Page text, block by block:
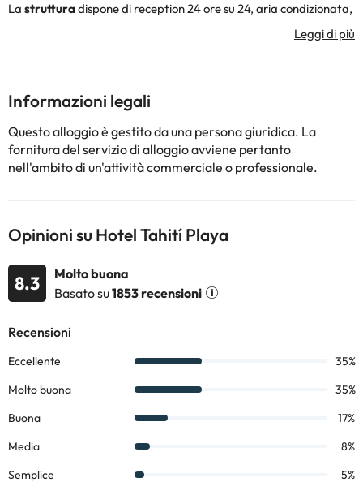
La strutturadispone di reception 24 ore su 24, aria condizionata,
riscaldamento, parcheggio interno, connessione Wi-Fi, piscina
esterna, bar a bordo piscina, ristorante, bar-caffetteria, aree
connessione Wifi, televisore, telefono e bagno completo con
doccia, asciugacapelli e prodotti di cortesia.
Santa Susanna ha più di due chilometri dispiaggedi qualità, con
sabbia pulita, a grana grossa e di colore dorato. Tutte le spiagge
di Santa Susanna sono dotate di docce, servizi igienici, torrette di
avvistamento e passerelle per il comfort dei visitatori. Sono uno
due passi da Barcellona.
Prenotate subito all'
Hotel Tahiti Playa 4*
Alcuni dei servizi elencati potrebbero essere a pagamento.
Potete verificare le tariffe direttamente presso la struttura.
Queste informazioni sono soggette a modifiche da parte della
Alcuni dei servizi indicati potrebbero essere a pagamento. Puoi
Tutte le informazioni presenti in questa pagina sono soggette a
Informazioni legali
Questo alloggio è gestito da una persona giuridica. La
fornitura del servizio di alloggio avviene pertanto
nell'ambito di un'attività commerciale o professionale.
Opinioni su Hotel Tahití Playa
8.3
Molto buona
Basato su1853 recensioni